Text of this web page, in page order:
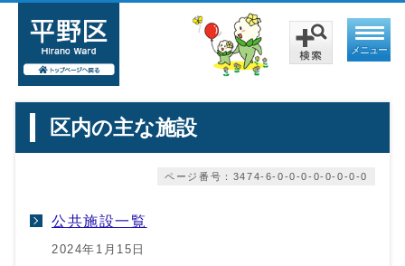
メニュー
区内の主な施設
ページ番号：3474-6-0-0-0-0-0-0-0-0
公共施設一覧
2024年1月15日